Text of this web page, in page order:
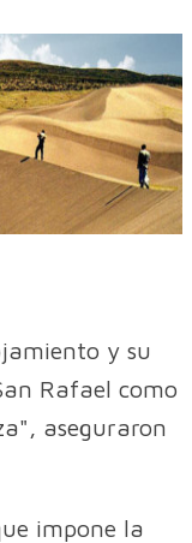
y su
Rafael como
aseguraron
impone la